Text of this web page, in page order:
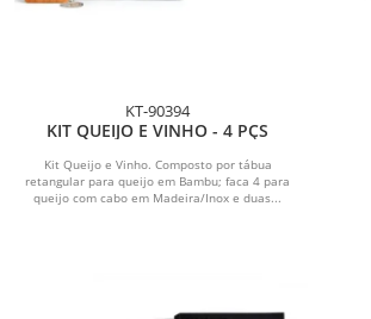
KT-90394
KIT QUEIJO E VINHO - 4 PÇS
Kit Queijo e Vinho. Composto por tábua
retangular para queijo em Bambu; faca 4 para
queijo com cabo em Madeira/Inox e duas...